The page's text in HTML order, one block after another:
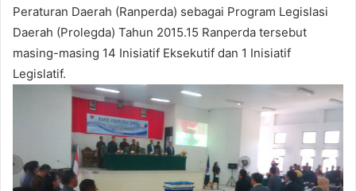
Peraturan Daerah (Ranperda) sebagai Program Legislasi
Daerah (Prolegda) Tahun 2015.15 Ranperda tersebut
masing-masing 14 Inisiatif Eksekutif dan 1 Inisiatif
Legislatif.